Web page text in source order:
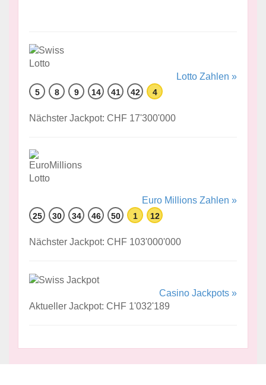
Lotto Zahlen »
5 8 9 14 41 42 4
Nächster Jackpot: CHF 17'300'000
Euro Millions Zahlen »
25 30 34 46 50 1 12
Nächster Jackpot: CHF 103'000'000
Casino Jackpots »
Aktueller Jackpot: CHF 1'032'189